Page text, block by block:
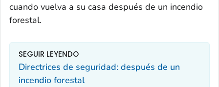
cuando vuelva a su casa después de un incendio
forestal.
SEGUIR LEYENDO
Directrices de seguridad: después de un
incendio forestal